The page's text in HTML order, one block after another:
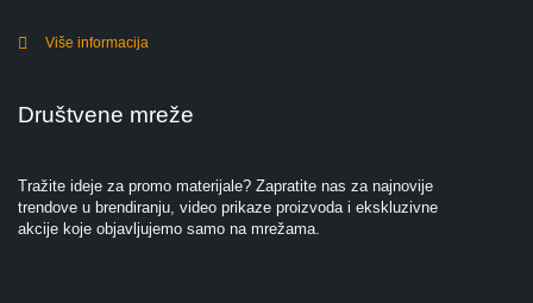
Više informacija
Društvene mreže
Tražite ideje za promo materijale? Zapratite nas za najnovije
trendove u brendiranju, video prikaze proizvoda i ekskluzivne
akcije koje objavljujemo samo na mrežama.